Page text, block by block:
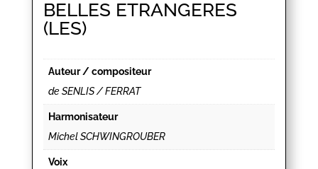
BELLES ETRANGERES
(LES)
Auteur / compositeur
de SENLIS / FERRAT
Harmonisateur
Michel SCHWINGROUBER
Voix